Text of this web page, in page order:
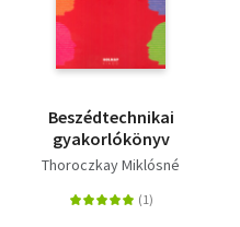
Beszédtechnikai
gyakorlókönyv
Thoroczkay Miklósné